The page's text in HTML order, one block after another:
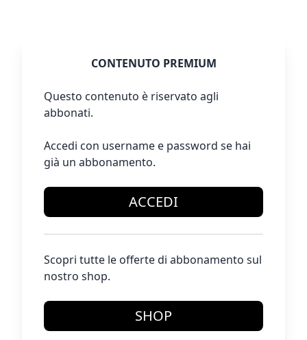
CONTENUTO PREMIUM
Questo contenuto è riservato agli
abbonati.
Accedi con username e password se hai
già un abbonamento.
ACCEDI
Scopri tutte le offerte di abbonamento sul
nostro shop.
SHOP